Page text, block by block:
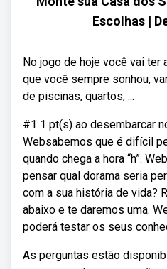
Escolhas |
No jogo de hoje você vai ter
que você sempre sonhou,
de piscinas, quartos, ...
#1 1 pt(s) ao desembarcar
Websabemos que é difícil
quando chega a hora “h”.
pensar qual dorama seria
com a sua história de vida?
abaixo e te daremos uma.
poderá testar os seus
As perguntas estão